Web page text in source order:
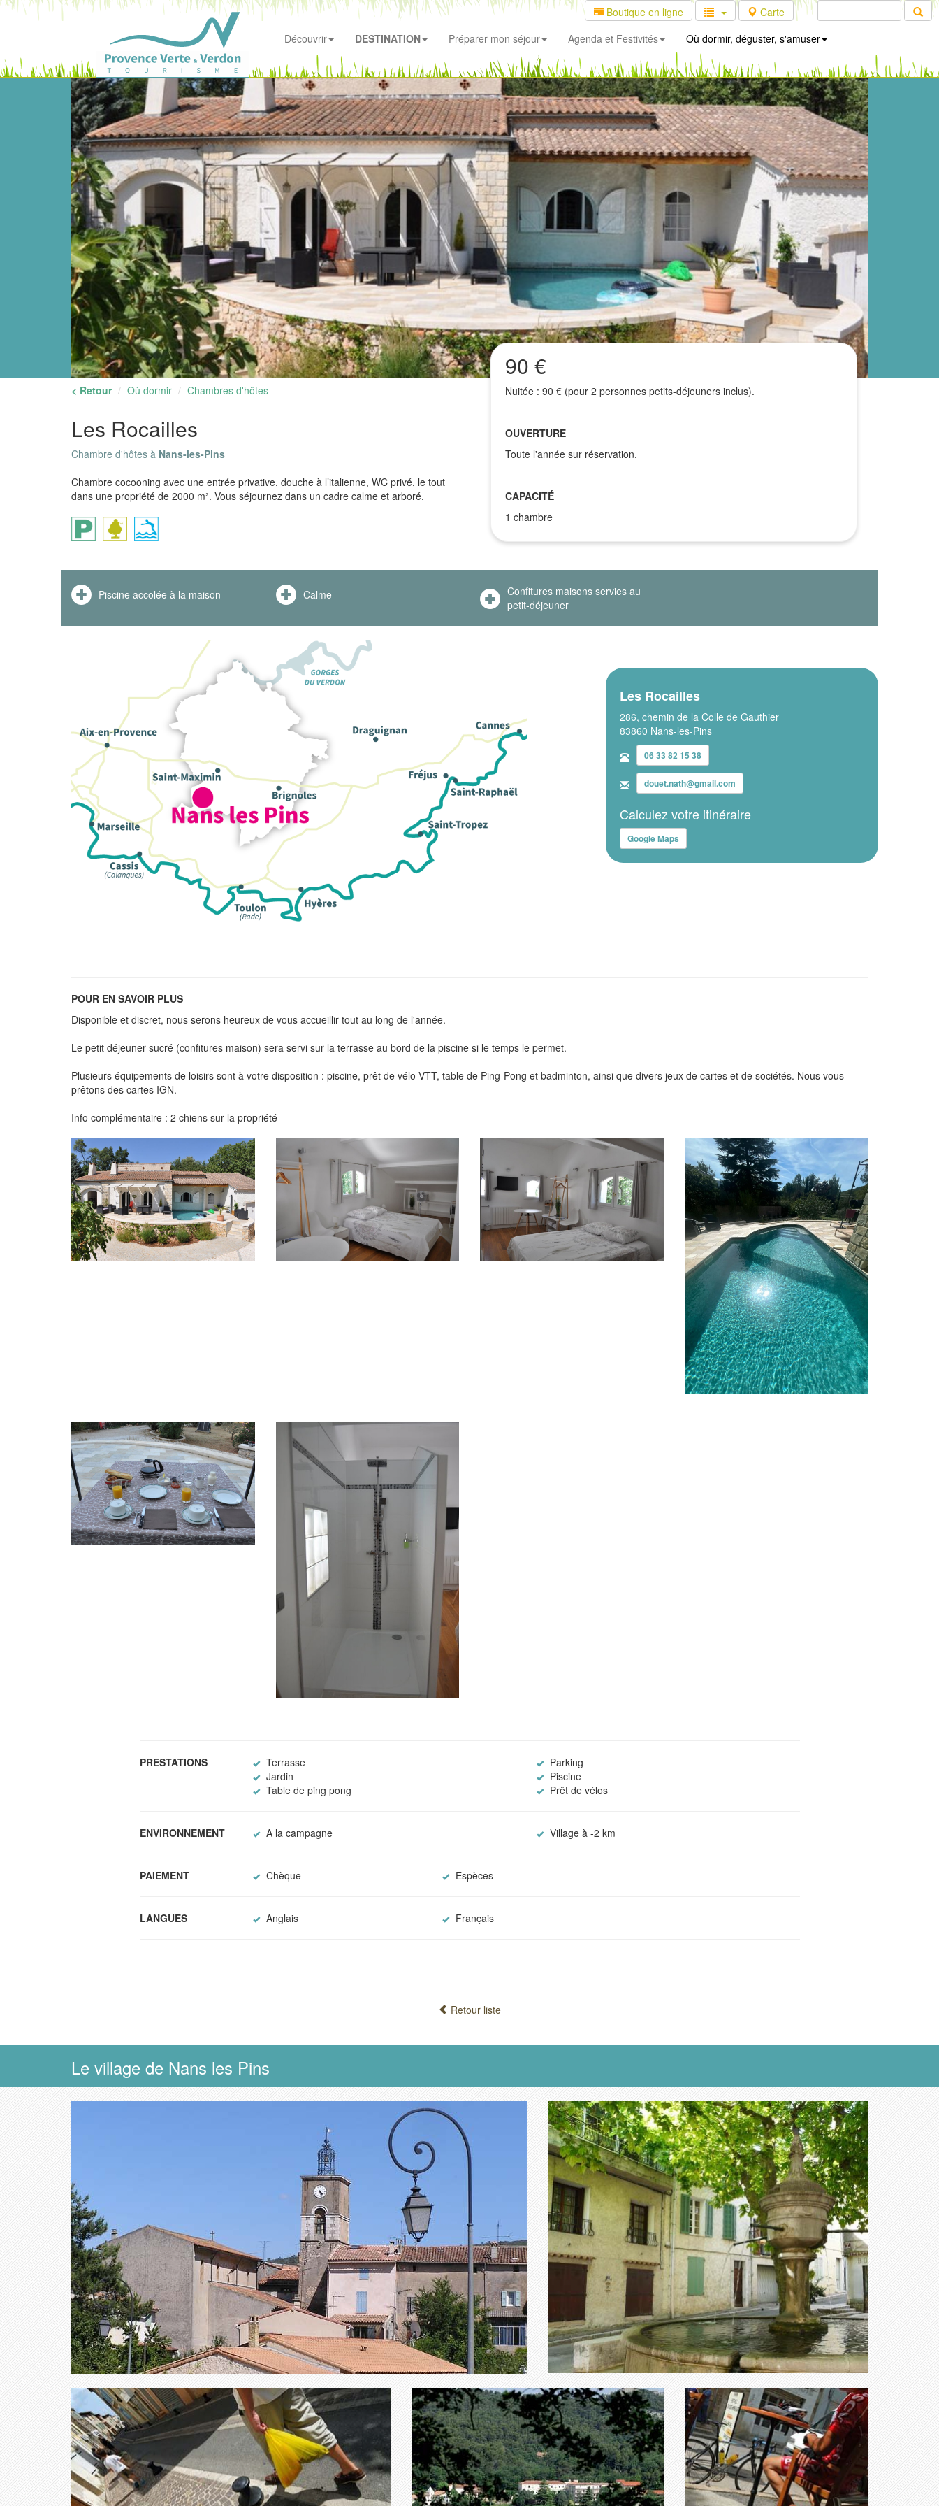
Boutique en ligne
Carte
Découvrir
DESTINATION Préparer mon séjour Agenda et Festivités Où dormir, déguster, s'amuser
< Retour Où dormir Chambres d'hôtes
Les Rocailles
Chambre d'hôtes à Nans-les-Pins
Chambre cocooning avec une entrée privative, douche à l’italienne, WC privé, le tout
dans une propriété de 2000 m². Vous séjournez dans un cadre calme et arboré.
90 €
Nuitée : 90 € (pour 2 personnes petits-déjeuners inclus).
OUVERTURE
Toute l'année sur réservation.
CAPACITÉ
1 chambre
Piscine accolée à la maison Calme
Confitures maisons servies au
petit-déjeuner
Les Rocailles
286, chemin de la Colle de Gauthier
83860 Nans-les-Pins
06 33 82 15 38
douet.nath@gmail.com
Calculez votre itinéraire
Google Maps
POUR EN SAVOIR PLUS
Disponible et discret, nous serons heureux de vous accueillir tout au long de l'année.
Le petit déjeuner sucré (confitures maison) sera servi sur la terrasse au bord de la piscine si le temps le permet.
Plusieurs équipements de loisirs sont à votre disposition : piscine, prêt de vélo VTT, table de Ping-Pong et badminton, ainsi que divers jeux de cartes et de sociétés. Nous vous
prêtons des cartes IGN.
Info complémentaire : 2 chiens sur la propriété
PRESTATIONS Terrasse
Parking
Jardin
Piscine
Table de ping pong
Prêt de vélos
ENVIRONNEMENT A la campagne Village à -2 km
PAIEMENT Chèque Espèces
LANGUES Anglais Français
Retour liste
Le village de Nans les Pins